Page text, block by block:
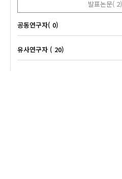
발표논문( 2)
공동연구자( 0)
유사연구자 ( 20)